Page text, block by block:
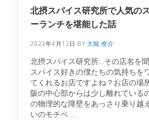
北摂スパイス研究所で人気の
ーランチを堪能した話
2023年4月12日 BY 大堀 僚介
北摂スパイス研究所…その店名を聞
スパイス好きの僕たちの気持ちを
てくれるお店ですよね？お店の場
阪の中心部からは少し離れている
の物理的な障壁をあっさり乗り越
いのモチベ …